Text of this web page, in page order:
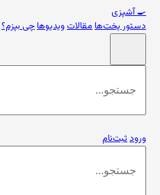
🍳آشپزی
دستور پخت‌هامقالاتویدیوهاچی بپزم؟
ورودثبت‌نام